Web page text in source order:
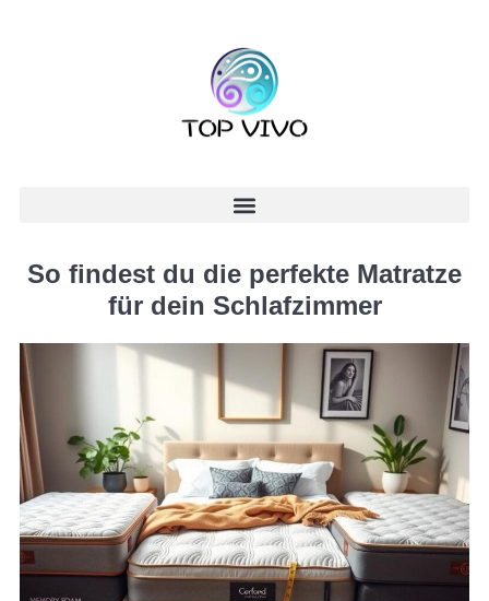
So findest du die perfekte Matratze
für dein Schlafzimmer